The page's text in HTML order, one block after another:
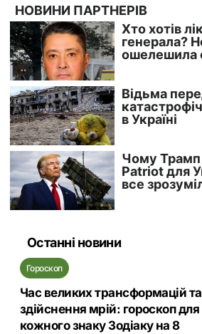
Останні новини
Гороскоп
Час великих трансформацій та
здійснення мрій: гороскоп для
кожного знаку Зодіаку на 8